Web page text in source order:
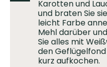
Karotten und
und braten Sie
leicht Farbe
Mehl darüber
Sie alles mit
den Geflügelfond
kurz aufkochen.